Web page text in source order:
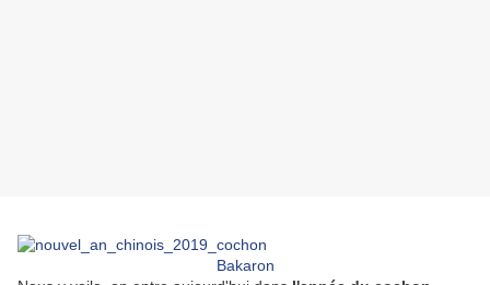
Bakaron